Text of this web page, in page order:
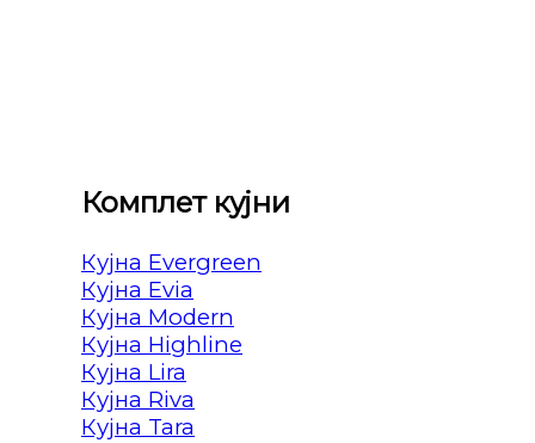
Комплет кујни
Кујна Evergreen
Кујна Evia
Кујна Modern
Кујна Highline
Кујна Lira
Кујна Riva
Кујна Tara